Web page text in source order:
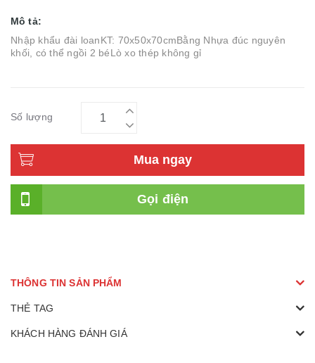
Mô tả:
Nhập khẩu đài loanKT: 70x50x70cmBằng Nhựa đúc nguyên
khối, có thể ngồi 2 béLò xo thép không gỉ
Số lượng
Mua ngay
Gọi điện
THÔNG TIN SẢN PHẨM
THẺ TAG
KHÁCH HÀNG ĐÁNH GIÁ